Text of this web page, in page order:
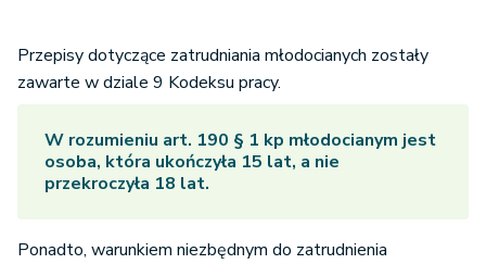
Przepisy dotyczące zatrudniania młodocianych zostały
zawarte w dziale 9 Kodeksu pracy.
W rozumieniu art. 190 § 1 kp młodocianym jest
osoba, która ukończyła 15 lat, a nie
przekroczyła 18 lat.
Ponadto, warunkiem niezbędnym do zatrudnienia